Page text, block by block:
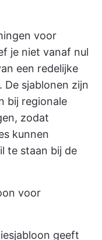
voor
je niet vanaf nul
een redelijke
sjablonen zijn
bij regionale
zodat
kunnen
te staan bij de
voor
geeft